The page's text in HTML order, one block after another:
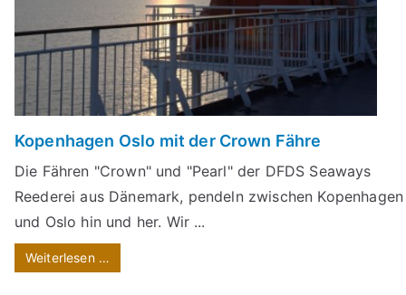
Kopenhagen Oslo mit der Crown Fähre
Die Fähren "Crown" und "Pearl" der DFDS Seaways
Reederei aus Dänemark, pendeln zwischen Kopenhagen
und Oslo hin und her. Wir ...
Weiterlesen …